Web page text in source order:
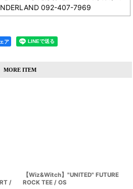
092-407-7969
ア
MORE ITEM
/
【Wiz&Witch】"UNITED" FUTURE
ROCK TEE / OS